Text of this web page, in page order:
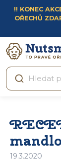
obsah
!! KONEC
OŘECHŮ
19.3.2020